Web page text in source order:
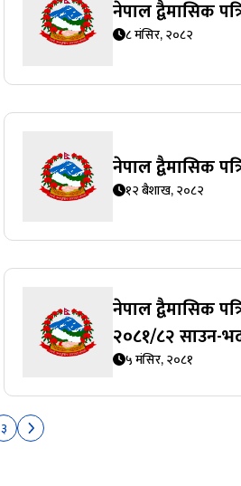
नेपाल द्वैमासिक
८ मंसिर, २०८२
नेपाल द्वैमासिक
१२ बैशाख, २०८२
नेपाल द्वैमासिक
२०८१/८२ साउन-
५ मंसिर, २०८१
३